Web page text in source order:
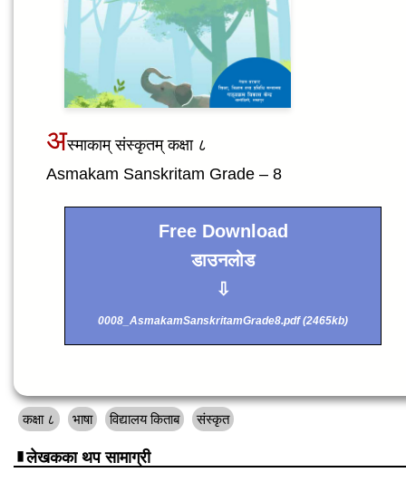
अस्माकाम् संस्कृतम् कक्षा ८
Asmakam Sanskritam Grade – 8
Free Download
डाउनलोड
⇩
0008_AsmakamSanskritamGrade8.pdf (2465kb)
कक्षा ८ भाषा विद्यालय किताब संस्कृत
लेखकका थप सामाग्री